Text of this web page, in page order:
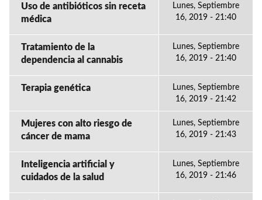
Uso de antibióticos sin receta
médica
Lunes, Septiembre
16, 2019 - 21:40
Tratamiento de la
dependencia al cannabis
Lunes, Septiembre
16, 2019 - 21:40
Terapia genética
Lunes, Septiembre
16, 2019 - 21:42
Mujeres con alto riesgo de
cáncer de mama
Lunes, Septiembre
16, 2019 - 21:43
Inteligencia artificial y
cuidados de la salud
Lunes, Septiembre
16, 2019 - 21:46